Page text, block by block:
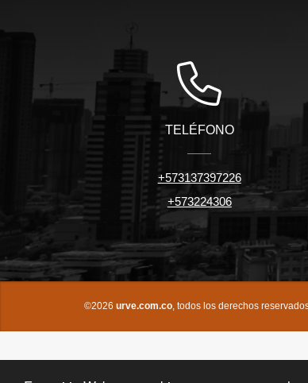
TELÉFONO
+573137397226
+573224306
©2026 urve.com.co, todos los derechos